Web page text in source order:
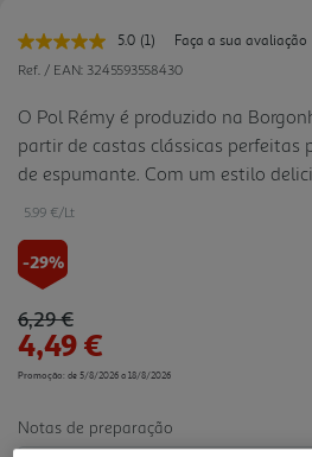
5.0 Leu
uma
Link
para
a
mesma
página.
(1)
Faça a sua avaliação
Ref. / EAN: 3245593558430
O Pol Rémy é produzido na
partir de castas clássicas perfeitas
de espumante. Com um estilo
de beber, exala aromas cremosos
desfrutar a o sol.
5.99 €/Lt
-29%
Price reduced from
6,29 €to
4,49 €
Promoção: de 5/8/2026 a 18/8/2026
Notas de preparação